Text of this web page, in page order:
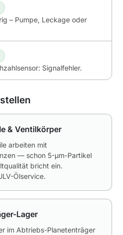
– Pumpe, Leckage oder
Signalfehler.
& Ventilkörper
arbeiten mit
— schon 5-µm-Partikel
bricht ein.
Ölservice.
Lager
im Abtriebs-Planetenträger